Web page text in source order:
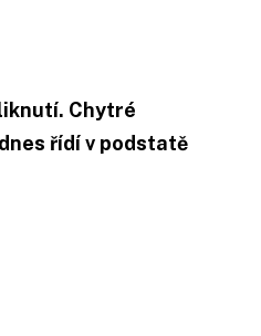
Chytré
řídí v podstatě